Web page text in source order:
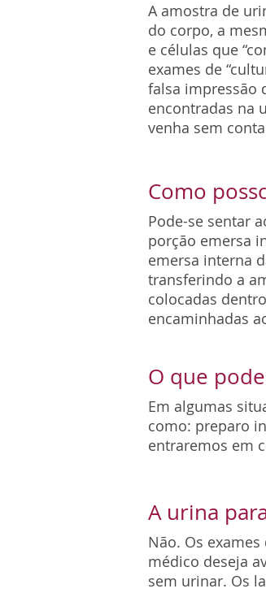
A amostra de
do corpo, a
e células que
exames de
falsa impressão
encontradas na
venha sem
Como
Pode-se sentar
porção emersa
emersa interna
transferindo a
colocadas
encaminhadas
O que
Em algumas
como: preparo
entraremos em
A urina
Não. Os
médico deseja
sem urinar. Os